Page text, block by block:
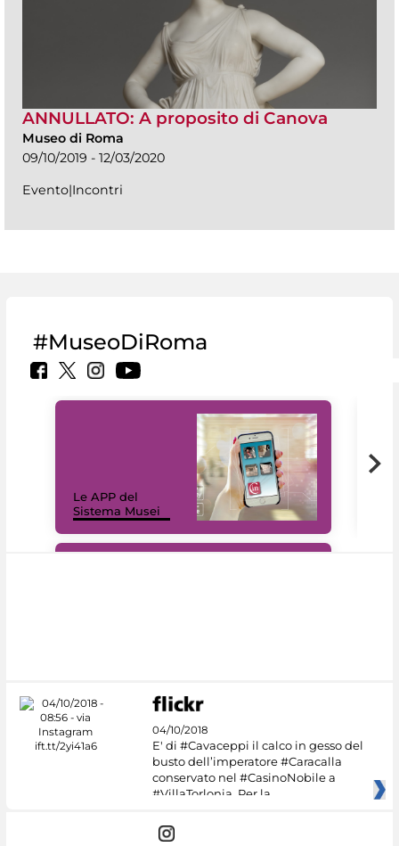
ANNULLATO: A proposito di Canova
Museo di Roma
09/10/2019 - 12/03/2020
Evento|Incontri
#MuseoDiRoma
Le APP del
Sistema Musei
04/10/2018
E' di #Cavaceppi il calco in gesso del
busto dell’imperatore #Caracalla
conservato nel #CasinoNobile a
#VillaTorlonia. Per la